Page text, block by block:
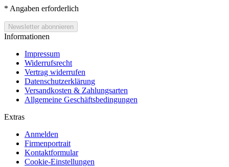
* Angaben erforderlich
Informationen
Impressum
Widerrufsrecht
Vertrag widerrufen
Datenschutzerklärung
Versandkosten & Zahlungsarten
Allgemeine Geschäftsbedingungen
Extras
Anmelden
Firmenportrait
Kontaktformular
Cookie-Einstellungen